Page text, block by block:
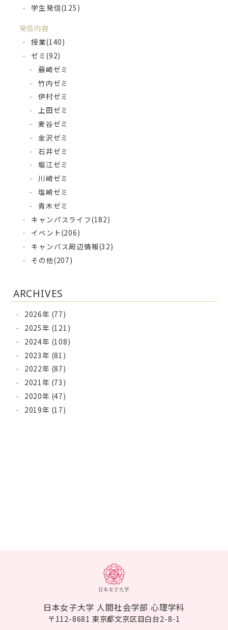
学生発信(125)
発信内容
授業(140)
ゼミ(92)
藤崎ゼミ
竹内ゼミ
伊村ゼミ
上田ゼミ
麦谷ゼミ
金沢ゼミ
石井ゼミ
堀江ゼミ
川﨑ゼミ
塩崎ゼミ
青木ゼミ
キャンパスライフ(182)
イベント(206)
キャンパス周辺情報(32)
その他(207)
ARCHIVES
2026年 (77)
2025年 (121)
2024年 (108)
2023年 (81)
2022年 (87)
2021年 (73)
2020年 (47)
2019年 (17)
日本女子大学 人間社会学部 心理学科
〒112-8681 東京都文京区目白台2-8-1